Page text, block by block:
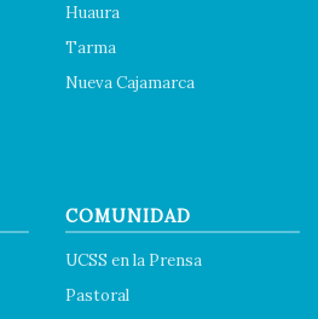
Huaura
Tarma
Nueva Cajamarca
COMUNIDAD
UCSS en la Prensa
Pastoral